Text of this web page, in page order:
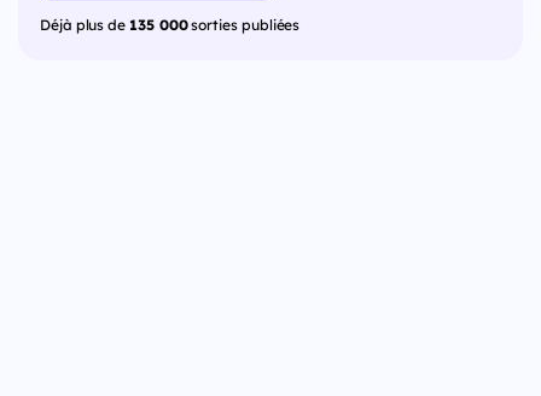
Déjà plus de 135 000sorties publiées